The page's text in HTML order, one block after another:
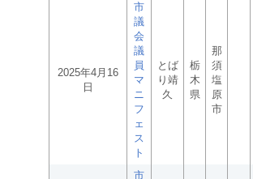
2025年4月16
日
市
議
会
議
員
マ
ニ
フ
ェ
ス
ト
とば
り靖
久
栃
木
県
那
須
塩
原
市
市